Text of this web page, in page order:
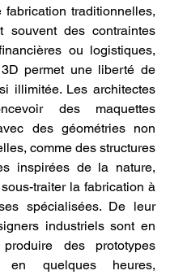
fabrication traditionnelles,
souvent des contraintes
ou logistiques,
3D permet une liberté de
illimitée. Les architectes
des maquettes
des géométries non
comme des structures
inspirées de la nature,
traiter la fabrication à
spécialisées. De leur
industriels sont en
des prototypes
en quelques heures,